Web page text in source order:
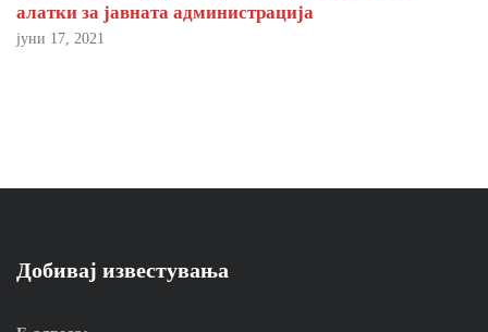
алатки за јавната администрација
јуни 17, 2021
Добивај известувања